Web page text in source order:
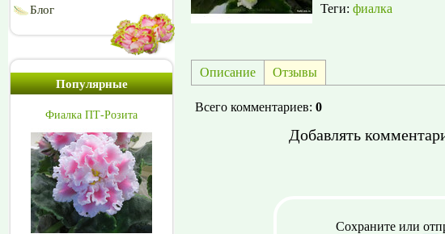
Блог
Популярные
Фиалка ПТ-Розита
Теги: фиалка
Описание Отзывы
Всего комментариев: 0
Добавлять
Сохраните или